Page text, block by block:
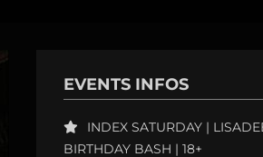
EVENTS INFOS
INDEX SATURDAY |
BIRTHDAY BASH | 18+